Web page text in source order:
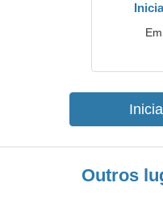
Outros